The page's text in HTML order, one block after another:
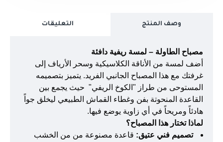
وصف المنتج التعليقات
مصباح الطاولة – لمسة ريفية دافئة
أضف لمسة من الأناقة الكلاسيكية وسحر الأرياف إلى
غرفتك مع هذا المصباح الجانبي الفريد. يتميز بتصميمه
المستوحى من طراز "الكوخ الريفي" حيث يجمع بين
القاعدة المنحوتة بفن وغطاء القماش الطبيعي ليخلق جواً
هادئاً ومريحاً في أي زاوية يوضع فيها.
لماذا تختار هذا المصباح؟
تصميم فني عتيق: قاعدة مصنوعة من من الخشب